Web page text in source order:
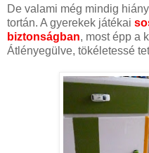
De valami még mindig
tortán. A gyerekek játékai
biztonságban, most épp a
Átlényegülve, tökéletessé